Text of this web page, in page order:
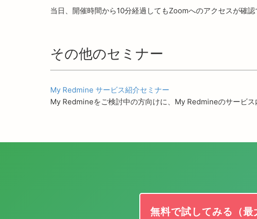
当日、開催時間から10分経過してもZoomへのアクセスが確認
その他のセミナー
My Redmine サービス紹介セミナー
My Redmineをご検討中の方向けに、My Redmineのサービ
無料で試してみる（最